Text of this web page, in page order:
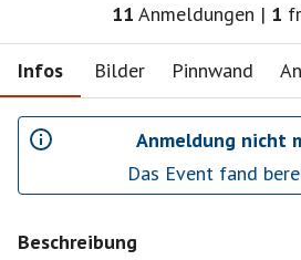
11 Anmeldungen | 1
Infos Bilder Pinnwand
Anmeldung nicht
Das Event fand
Beschreibung